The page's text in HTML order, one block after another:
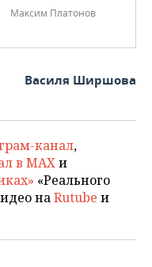
Максим Платонов
Василя Ширшова
канал,
в MAXи
«Реального
наRutube и